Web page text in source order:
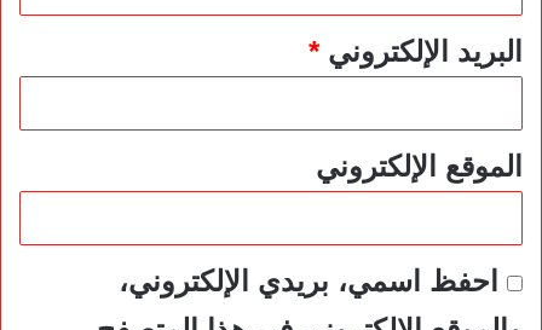
البريد الإلكتروني*
الموقع الإلكتروني
احفظ اسمي، بريدي الإلكتروني،